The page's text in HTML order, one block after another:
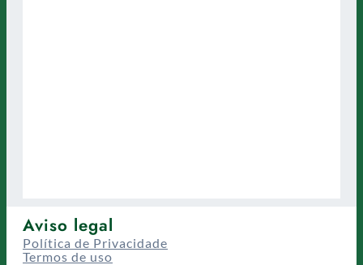
Aviso legal
Política de Privacidade
Termos de uso